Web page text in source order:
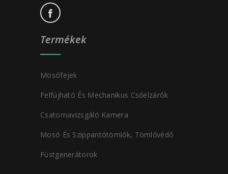
Termékek
Mosófejek
Felfújható És Mechanikus Csőelzárók
Csatornavizsgáló Kamera
Mosó És Szippantótömlők, Tömlővédő
Füstgenerátorok